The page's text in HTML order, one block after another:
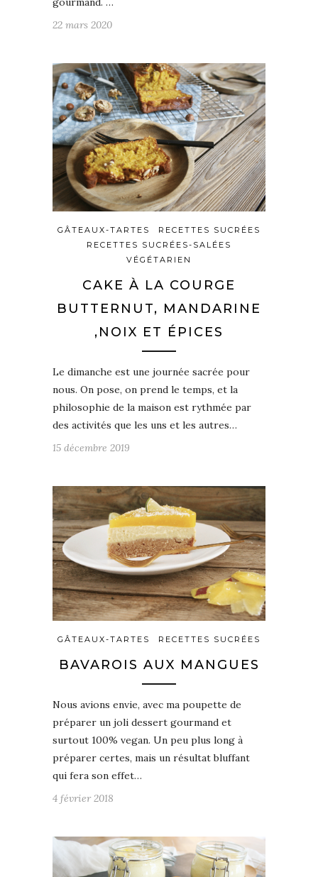
22 mars 2020
GÂTEAUX-TARTES
RECETTES SUCRÉES
RECETTES SUCRÉES-SALÉES
VÉGÉTARIEN
CAKE À LA COURGE
BUTTERNUT, MANDARINE
,NOIX ET ÉPICES
Le dimanche est une journée sacrée pour
nous. On pose, on prend le temps, et la
philosophie de la maison est rythmée par
des activités que les uns et les autres…
15 décembre 2019
GÂTEAUX-TARTES RECETTES SUCRÉES
BAVAROIS AUX MANGUES
Nous avions envie, avec ma poupette de
préparer un joli dessert gourmand et
surtout 100% vegan. Un peu plus long à
préparer certes, mais un résultat bluffant
qui fera son effet…
4 février 2018